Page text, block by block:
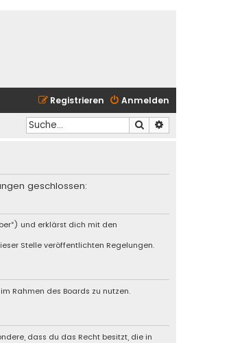
Anmelden
Registrieren
Suche
geschlossen:
und erklärst dich mit den
Stelle veröffentlichten Regelungen.
Rahmen des Boards zu nutzen.
dass du das Recht besitzt, die in